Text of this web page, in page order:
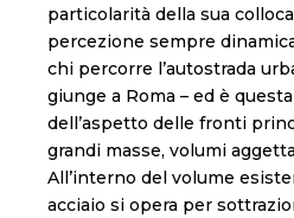
particolarità della sua
percezione sempre
chi percorre l’autostrada
giunge a Roma – ed è
dell’aspetto delle fronti
grandi masse, volumi
All’interno del volume
acciaio si opera per